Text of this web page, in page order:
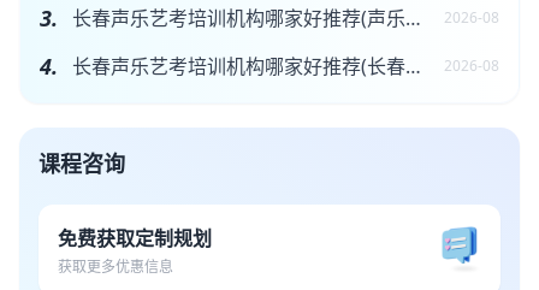
3. 长春声乐艺考培训机构哪家好推荐(声乐艺考需要什么条件) 2026-08
4. 长春声乐艺考培训机构哪家好推荐(长春声乐艺考集训要多少钱) 2026-08
课程咨询
免费获取定制规划
获取更多优惠信息